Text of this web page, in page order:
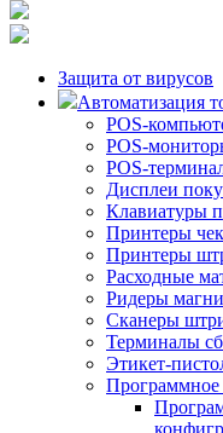
Защита от вирусов
Автоматизация
POS-
POS-
POS-
Дисплеи
Клавиатуры
Принтеры
Принтеры
Расходные
Ридеры
Сканеры
Терминалы
Этикет-
Программное